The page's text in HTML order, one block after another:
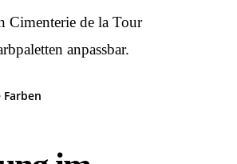
Cimenterie de la Tour
anpassbar.
Farben